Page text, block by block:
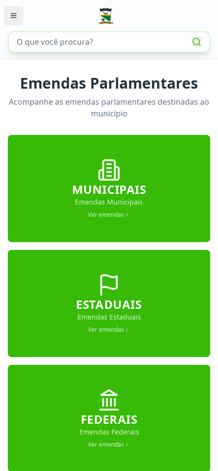
Emendas Parlamentares
Acompanhe as emendas parlamentares destinadas ao
município
MUNICIPAIS
Emendas Municipais
Ver emendas
ESTADUAIS
Emendas Estaduais
Ver emendas
FEDERAIS
Emendas Federais
Ver emendas